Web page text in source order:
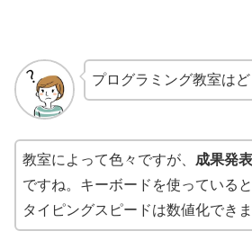
プログラミング教室は
教室によって色々ですが、 成果発
ですね。キーボードを使っている
タイピングスピードは数値化できま